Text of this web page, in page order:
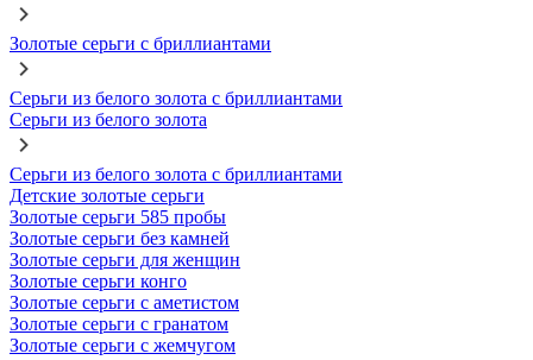
Золотые серьги с бриллиантами
Серьги из белого золота с бриллиантами
Серьги из белого золота
Серьги из белого золота с бриллиантами
Детские золотые серьги
Золотые серьги 585 пробы
Золотые серьги без камней
Золотые серьги для женщин
Золотые серьги конго
Золотые серьги с аметистом
Золотые серьги с гранатом
Золотые серьги с жемчугом